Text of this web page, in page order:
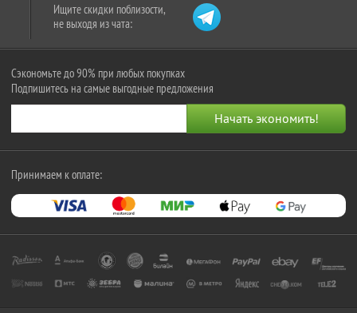
Ищите скидки поблизости,
не выходя из чата:
Сэкономьте до 90% при любых покупках
Подпишитесь на самые выгодные предложения
Принимаем к оплате: